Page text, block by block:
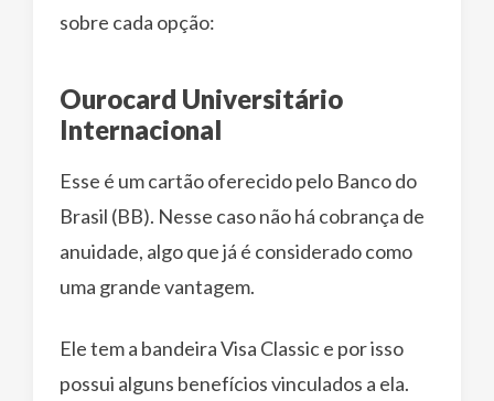
sobre cada opção:
Ourocard Universitário
Internacional
Esse é um cartão oferecido pelo Banco do
Brasil (BB). Nesse caso não há cobrança de
anuidade, algo que já é considerado como
uma grande vantagem.
Ele tem a bandeira Visa Classic e por isso
possui alguns benefícios vinculados a ela.